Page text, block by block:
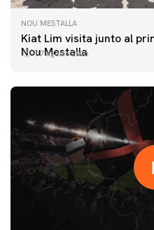
NOU MESTALLA
Kiat Lim visita junto al
Nou Mestalla
07 agosto 2026